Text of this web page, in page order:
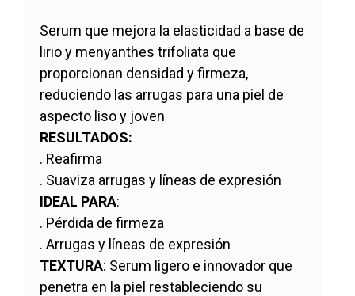
Serum que mejora la elasticidad a base de
lirio y menyanthes trifoliata que
proporcionan densidad y firmeza,
reduciendo las arrugas para una piel de
aspecto liso y joven
RESULTADOS:
. Reafirma
. Suaviza arrugas y líneas de expresión
IDEAL PARA:
. Pérdida de firmeza
. Arrugas y líneas de expresión
TEXTURA: Serum ligero e innovador que
penetra en la piel restableciendo su